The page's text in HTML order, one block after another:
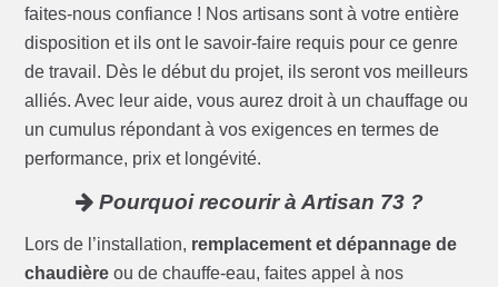
faites-nous confiance ! Nos artisans sont à votre entière
disposition et ils ont le savoir-faire requis pour ce genre
de travail. Dès le début du projet, ils seront vos meilleurs
alliés. Avec leur aide, vous aurez droit à un chauffage ou
un cumulus répondant à vos exigences en termes de
performance, prix et longévité.
Pourquoi recourir à Artisan 73 ?
Lors de l’installation, remplacement et dépannage de
chaudière ou de chauffe-eau, faites appel à nos